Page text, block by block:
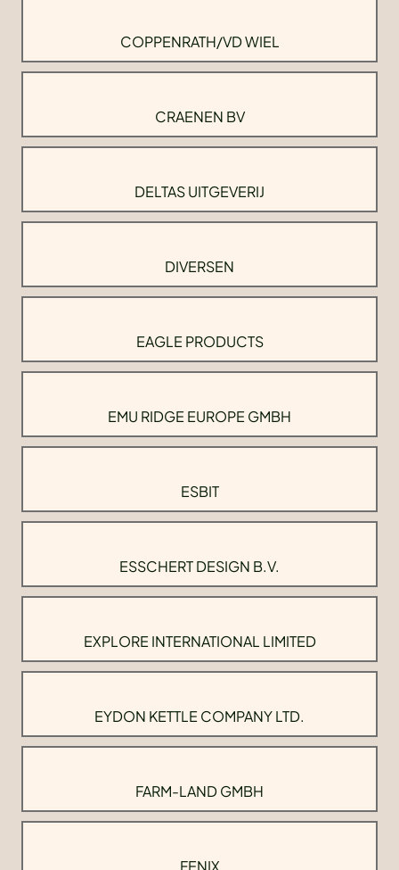
COPPENRATH/VD WIEL
CRAENEN BV
DELTAS UITGEVERIJ
DIVERSEN
EAGLE PRODUCTS
EMU RIDGE EUROPE GMBH
ESBIT
ESSCHERT DESIGN B.V.
EXPLORE INTERNATIONAL LIMITED
EYDON KETTLE COMPANY LTD.
FARM-LAND GMBH